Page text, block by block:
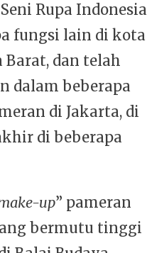
Rupa Indonesia
fungsi lain di kota
Barat, dan telah
dalam beberapa
di Jakarta, di
di beberapa
up” pameran
bermutu tinggi